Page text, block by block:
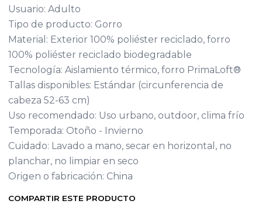
Usuario: Adulto
Tipo de producto: Gorro
Material: Exterior 100% poliéster reciclado, forro
100% poliéster reciclado biodegradable
Tecnología: Aislamiento térmico, forro PrimaLoft®
Tallas disponibles: Estándar (circunferencia de
cabeza 52-63 cm)
Uso recomendado: Uso urbano, outdoor, clima frío
Temporada: Otoño - Invierno
Cuidado: Lavado a mano, secar en horizontal, no
planchar, no limpiar en seco
Origen o fabricación: China
COMPARTIR ESTE PRODUCTO